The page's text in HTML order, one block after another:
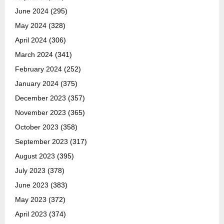
June 2024 (295)
May 2024 (328)
April 2024 (306)
March 2024 (341)
February 2024 (252)
January 2024 (375)
December 2023 (357)
November 2023 (365)
October 2023 (358)
September 2023 (317)
August 2023 (395)
July 2023 (378)
June 2023 (383)
May 2023 (372)
April 2023 (374)